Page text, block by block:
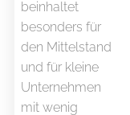
beinhaltet
besonders für
den Mittelstand
und für kleine
Unternehmen
mit wenig